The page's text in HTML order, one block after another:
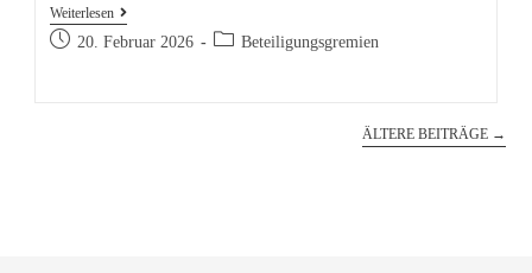
Weiterlesen
Schwerpunktthema
Silbersteinstraße
Beitrag20. Februar 2026
Beitrags-
Beteiligungsgremien
ÄLTERE BEITRÄGE →